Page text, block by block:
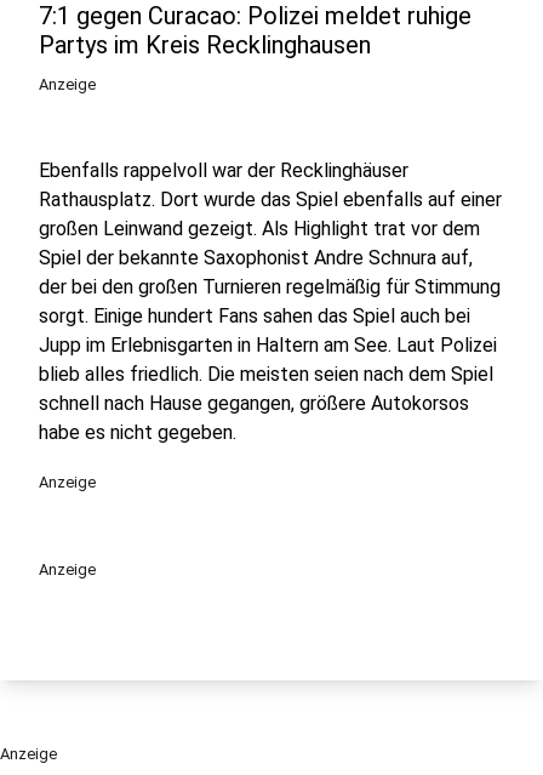
7:1 gegen Curacao: Polizei meldet ruhige
Partys im Kreis Recklinghausen
Anzeige
Ebenfalls rappelvoll war der Recklinghäuser
Rathausplatz. Dort wurde das Spiel ebenfalls auf einer
großen Leinwand gezeigt. Als Highlight trat vor dem
Spiel der bekannte Saxophonist Andre Schnura auf,
der bei den großen Turnieren regelmäßig für Stimmung
sorgt. Einige hundert Fans sahen das Spiel auch bei
Jupp im Erlebnisgarten in Haltern am See. Laut Polizei
blieb alles friedlich. Die meisten seien nach dem Spiel
schnell nach Hause gegangen, größere Autokorsos
habe es nicht gegeben.
Anzeige
Anzeige
Anzeige